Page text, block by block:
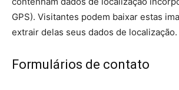
GPS). Visitantes podem baixar estas
extrair delas seus dados de localização.
Formulários de contato